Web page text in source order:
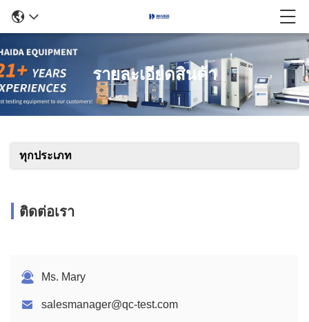
รายละเอียดสินค้า
ทุกประเภท
ติดต่อเรา
Ms. Mary
salesmanager@qc-test.com